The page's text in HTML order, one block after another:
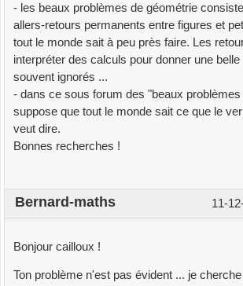
- les beaux problèmes de géométrie
allers-retours permanents entre figures et
tout le monde sait à peu près faire. Les
interpréter des calculs pour donner une
souvent ignorés ...
- dans ce sous forum des "beaux
suppose que tout le monde sait ce que le
veut dire.
Bonnes recherches !
11-
Bernard-maths
Bonjour cailloux !
Ton problème n'est pas évident ... je cherche